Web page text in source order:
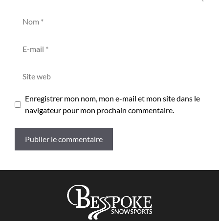
mail
web
Enregistrer mon nom, mon e-mail et mon site dans le
navigateur pour mon prochain commentaire.